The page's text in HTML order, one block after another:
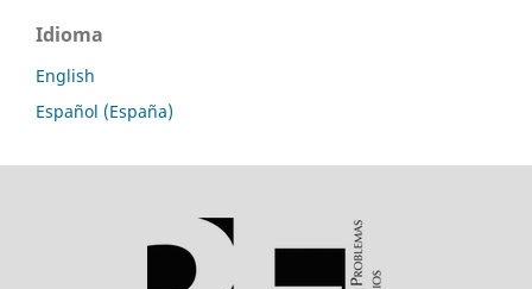
Idioma
English
Español (España)